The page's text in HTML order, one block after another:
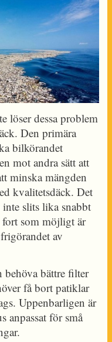
löser dessa problem
Den primära
bilkörandet
mot andra sätt att
minska mängden
kvalitetsdäck. Det
slits lika snabbt
fort som möjligt är
av
bättre filter
få bort patiklar
Uppenbarligen är
anpassat för små